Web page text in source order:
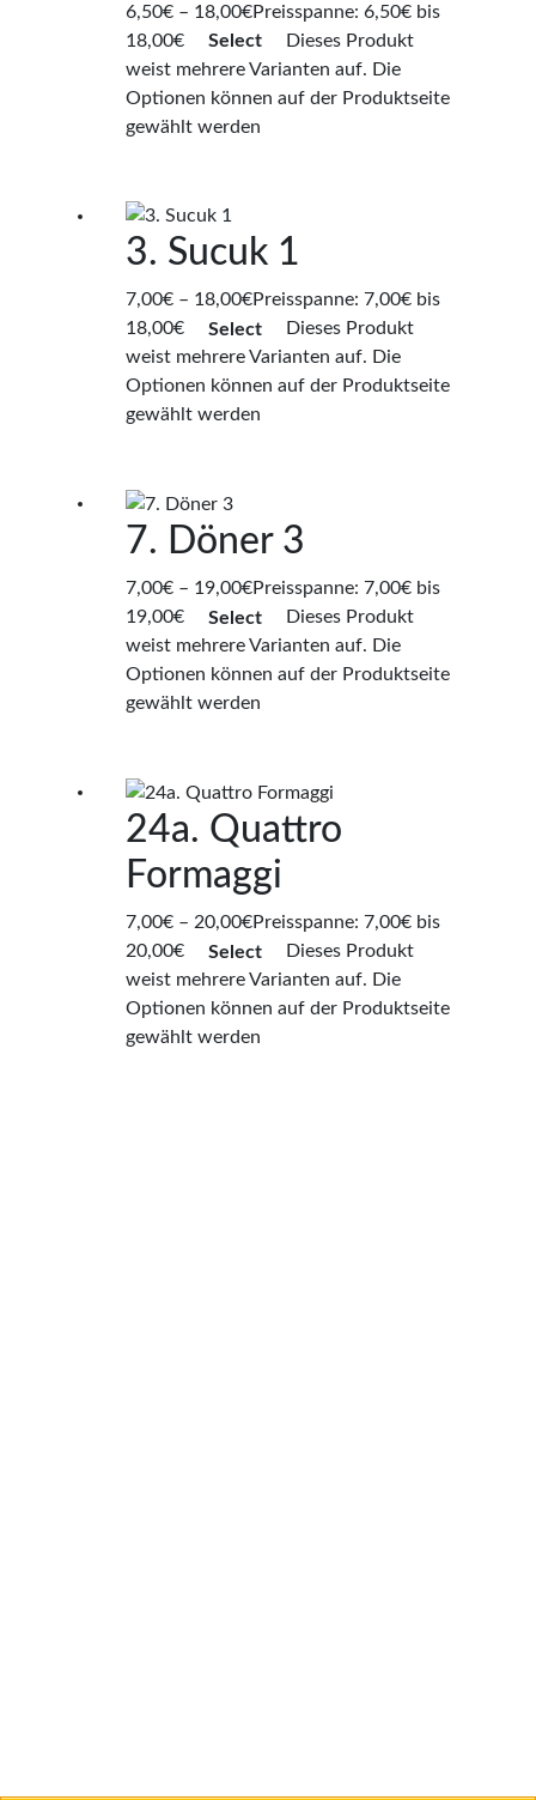
6,50€ – 18,00€Preisspanne: 6,50€ bis
18,00€
Select
Dieses Produkt
weist mehrere Varianten auf. Die
Optionen können auf der Produktseite
gewählt werden
3. Sucuk 1
7,00€ – 18,00€Preisspanne: 7,00€ bis
18,00€
Select
Dieses Produkt
weist mehrere Varianten auf. Die
Optionen können auf der Produktseite
gewählt werden
7. Döner 3
7,00€ – 19,00€Preisspanne: 7,00€ bis
19,00€
Select
Dieses Produkt
weist mehrere Varianten auf. Die
Optionen können auf der Produktseite
gewählt werden
24a. Quattro
Formaggi
7,00€ – 20,00€Preisspanne: 7,00€ bis
20,00€
Select
Dieses Produkt
weist mehrere Varianten auf. Die
Optionen können auf der Produktseite
gewählt werden